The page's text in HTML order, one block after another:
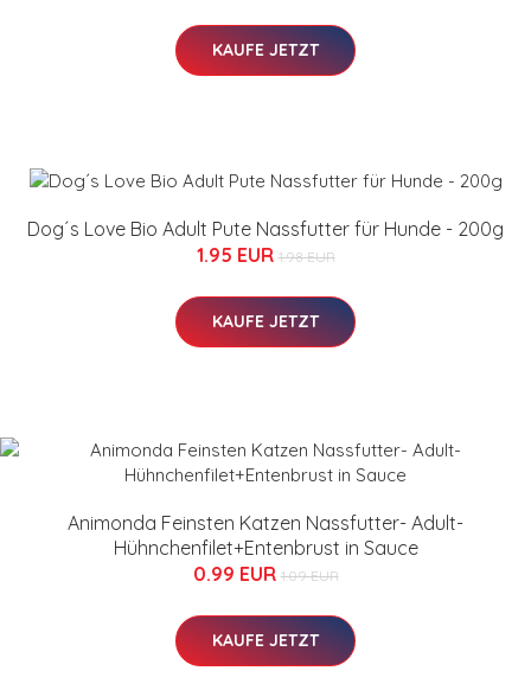
KAUFE JETZT
Dog´s Love Bio Adult Pute Nassfutter für Hunde - 200g
1.95 EUR 1.98 EUR
KAUFE JETZT
Animonda Feinsten Katzen Nassfutter- Adult-
Hühnchenfilet+Entenbrust in Sauce
0.99 EUR 1.09 EUR
KAUFE JETZT